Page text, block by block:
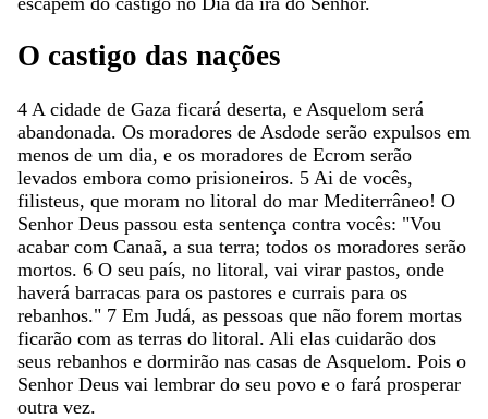
O castigo das nações
4 A cidade de Gaza ficará deserta, e Asquelom será
abandonada. Os moradores de Asdode serão expulsos em
menos de um dia, e os moradores de Ecrom serão
levados embora como prisioneiros. 5 Ai de vocês,
filisteus, que moram no litoral do mar Mediterrâneo! O
Senhor Deus passou esta sentença contra vocês: "Vou
acabar com Canaã, a sua terra; todos os moradores serão
mortos. 6 O seu país, no litoral, vai virar pastos, onde
haverá barracas para os pastores e currais para os
rebanhos." 7 Em Judá, as pessoas que não forem mortas
ficarão com as terras do litoral. Ali elas cuidarão dos
seus rebanhos e dormirão nas casas de Asquelom. Pois o
Senhor Deus vai lembrar do seu povo e o fará prosperar
outra vez.